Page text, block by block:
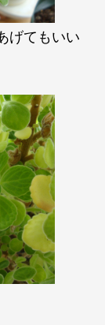
げてもいい